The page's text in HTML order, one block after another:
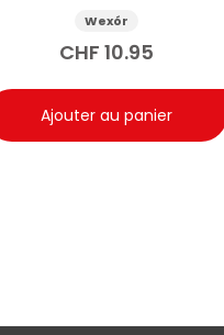
Wexór
CHF 10.95
Ajouter au panier